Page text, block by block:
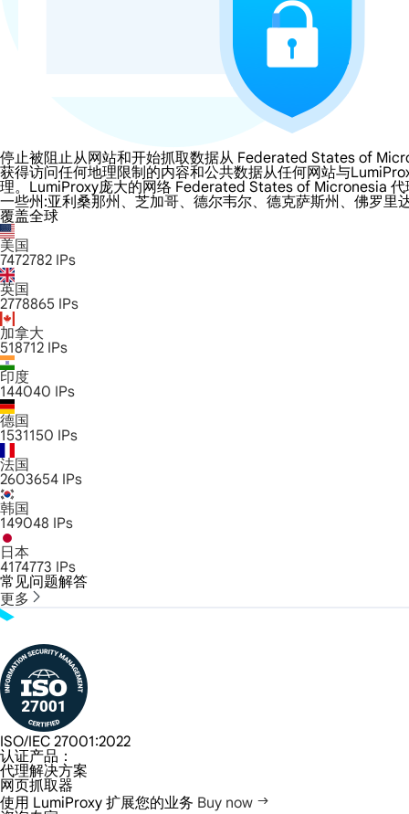
停止被阻止从网站和开始抓取数据从 Federated States of
获得访问任何地理限制的内容和公共数据从任何网站与
理。LumiProxy庞大的网络 Federated States of Micronesia
一些州:亚利桑那州、芝加哥、德尔韦尔、德克萨斯州、佛罗里
覆盖全球
美国
7472782 IPs
英国
2778865 IPs
加拿大
518712 IPs
印度
144040 IPs
德国
1531150 IPs
法国
2603654 IPs
韩国
149048 IPs
日本
4174773 IPs
常见问题解答
更多
ISO/IEC 27001:2022
认证产品：
代理解决方案
网页抓取器
使用 LumiProxy 扩展您的业务 Buy now